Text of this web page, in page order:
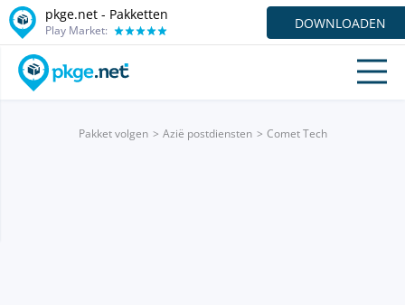
pkge.net - Pakketten
Play Market: DOWNLOADEN
Pakket volgen Azië postdiensten Comet Tech